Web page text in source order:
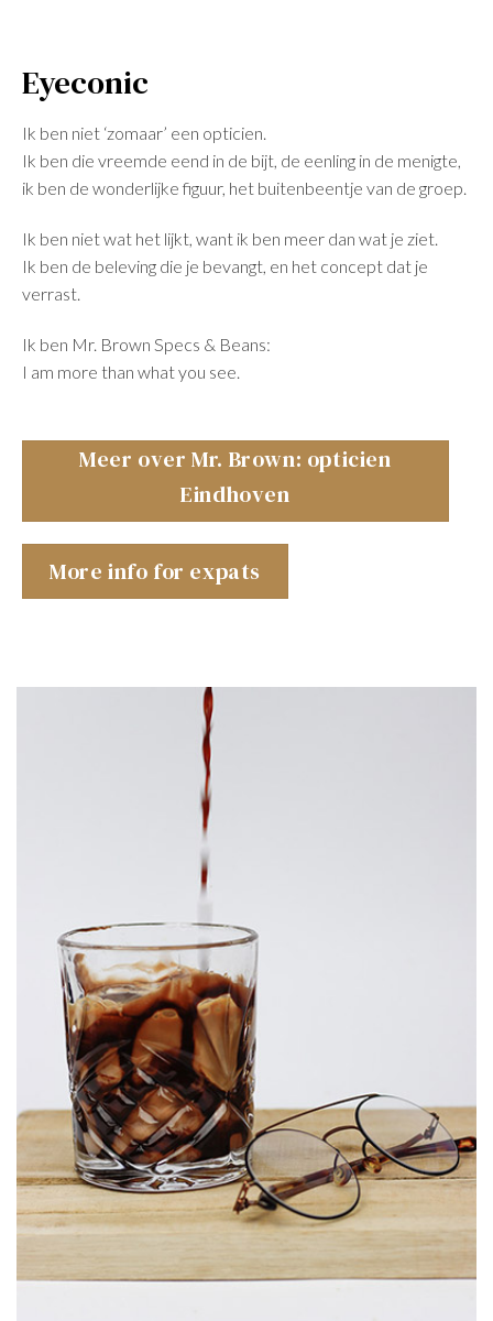
Eyeconic
Ik ben niet ‘zomaar’ een opticien.
Ik ben die vreemde eend in de bijt, de eenling in de menigte,
ik ben de wonderlijke figuur, het buitenbeentje van de groep.
Ik ben niet wat het lijkt, want ik ben meer dan wat je ziet.
Ik ben de beleving die je bevangt, en het concept dat je
verrast.
Ik ben Mr. Brown Specs & Beans:
I am more than what you see.
Meer over Mr. Brown: opticien
Eindhoven
More info for expats